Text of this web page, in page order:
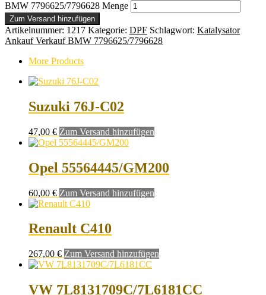
BMW 7796625/7796628 Menge
Zum Versand hinzufügen
Artikelnummer: 1217 Kategorie: DPF Schlagwort: Katalysator
Ankauf Verkauf BMW 7796625/7796628
More Products
Suzuki 76J-C02
47,00 € Zum Versand hinzufügen
Opel 55564445/GM200
60,00 € Zum Versand hinzufügen
Renault C410
267,00 € Zum Versand hinzufügen
VW 7L8131709C/7L6181CC